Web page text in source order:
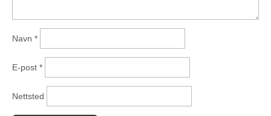
Navn *
E-post *
Nettsted